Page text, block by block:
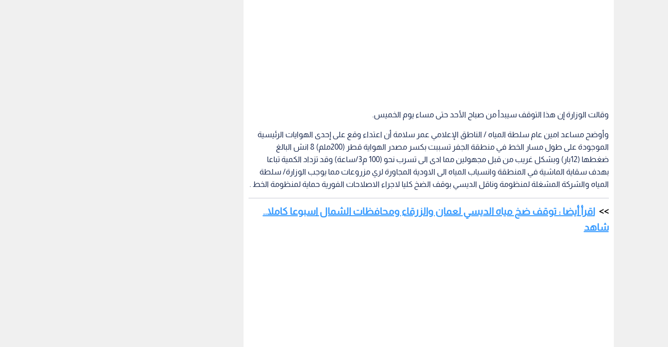
وقالت الوزارة إن هذا التوقف سيبدأ من صباح الأحد حتى مساء يوم الخميس.
وأوضح مساعد امين عام سلطة المياه / الناطق الإعلامي عمر سلامة أن اعتداء وقع على إحدى الهوايات الرئيسية
الموجودة على طول مسار الخط في منطقة الجفر تسببت بكسر مصدر الهواية قطر (200ملم) 8 انش البالغ
ضغطها (12بار) وبشكل غريب من قبل مجهولين مما ادى الى تسرب نحو (100 م3/ساعة) وقد تزداد الكمية تباعا
بهدف سقاية الماشية في المنطقة وانسياب المياه الى الاودية المجاورة لري مزروعات مما يوجب الوزارة/ سلطة
المياه والشركة المشغلة لمنظومة وناقل الديسي بوقف الضخ كليا لاجراء الاصلاحات الفورية حماية لمنظومة الخط .
اقرأ أيضا : توقف ضخ مياه الديسي لعمان والزرقاء ومحافظات الشمال اسبوعا كاملا..
شاهد